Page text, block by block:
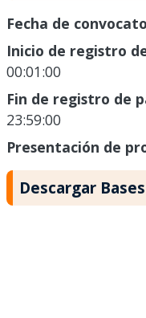
Fecha de
Inicio de registro
00:01:00
Fin de registro de
23:59:00
Presentación de
Descargar Bases